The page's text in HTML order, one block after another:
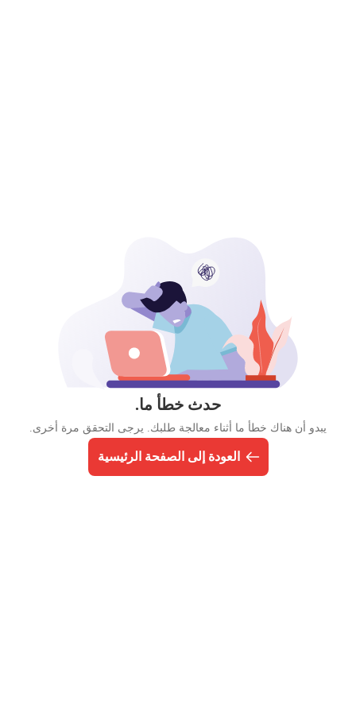
حدث خطأ ما.
يبدو أن هناك خطأ ما أثناء معالجة طلبك. يرجى التحقق مرة أخرى.
العودة إلى الصفحة الرئيسية